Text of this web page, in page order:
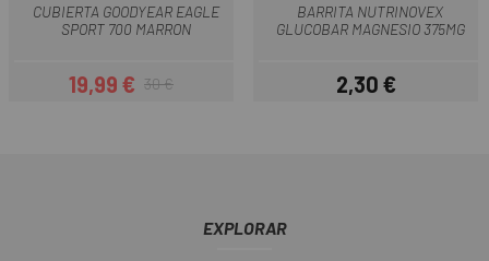
CUBIERTA GOODYEAR EAGLE
SPORT 700 MARRON
Precio
19,99 €Precio regular
30 €
BARRITA NUTRINOVEX
GLUCOBAR MAGNESIO 375MG
Precio
2,30 €
EXPLORAR